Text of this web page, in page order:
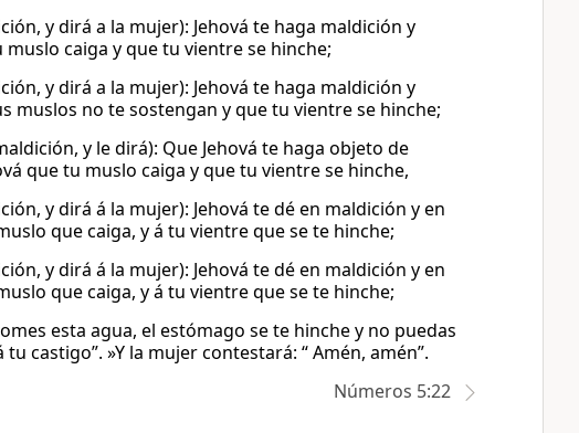
y dirá a la mujer): Jehová te haga maldición y
caiga y que tu vientre se hinche;
y dirá a la mujer): Jehová te haga maldición y
muslos no te sostengan y que tu vientre se hinche;
y le dirá): Que Jehová te haga objeto de
que tu muslo caiga y que tu vientre se hinche,
y dirá á la mujer): Jehová te dé en maldición y en
que caiga, y á tu vientre que se te hinche;
y dirá á la mujer): Jehová te dé en maldición y en
que caiga, y á tu vientre que se te hinche;
esta agua, el estómago se te hinche y no puedas
castigo”. »Y la mujer contestará: “ Amén, amén”.
Números 5:22